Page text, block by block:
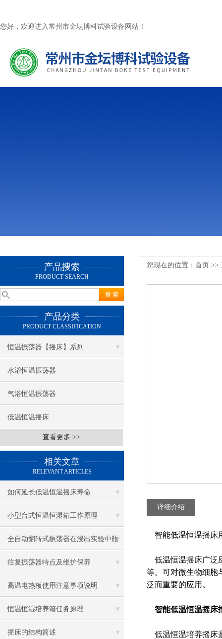
您好，欢迎进入常州市金坛博科试验设备网站！
产品搜索
PRODUCT SEARCH
产品分类
PRODUCT CLASSIFICATION
恒温振荡器【摇床】系列
水浴恒温振荡器
气浴恒温振荡器
低温恒温摇床
查看更多 >>
相关文章
RELEVANT ARTICLES
如何延长低温恒温摇床寿命
小型台式恒温恒湿箱工作原理
全自动翻转式振荡器在浸出实验中瓶
盖密封性与防漏设计
往复振荡器特点及维护保养
高温电热板使用注意事项说明
恒温恒湿培养箱任务原理
摇床的结构简述
您现在的位置： 首页 >>
详细介绍
智能低温恒温摇床
低温恒温摇床广泛
等。可对微生物细胞
泛而重要的应用。
智能低温恒温摇床
低温恒温培养摇床